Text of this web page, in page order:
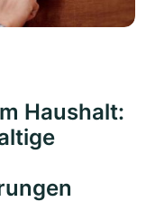
Haushalt: